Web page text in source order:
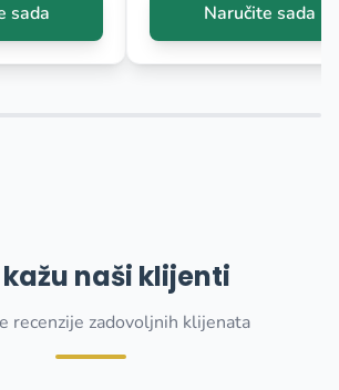
sada Naručite sada
naši klijenti
recenzije zadovoljnih klijenata